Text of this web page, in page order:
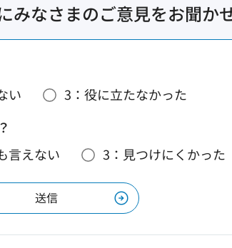
みなさまのご意見をお聞か
い
3：役に立たなかった
言えない 3：見つけにくかった